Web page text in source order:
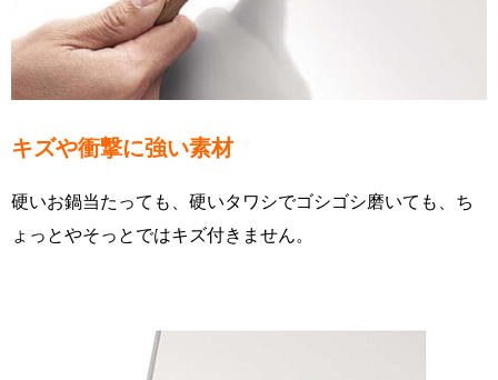
キズや衝撃に強い素材
硬いお鍋当たっても、硬いタワシでゴシゴシ磨いても、ち
ょっとやそっとではキズ付きません。